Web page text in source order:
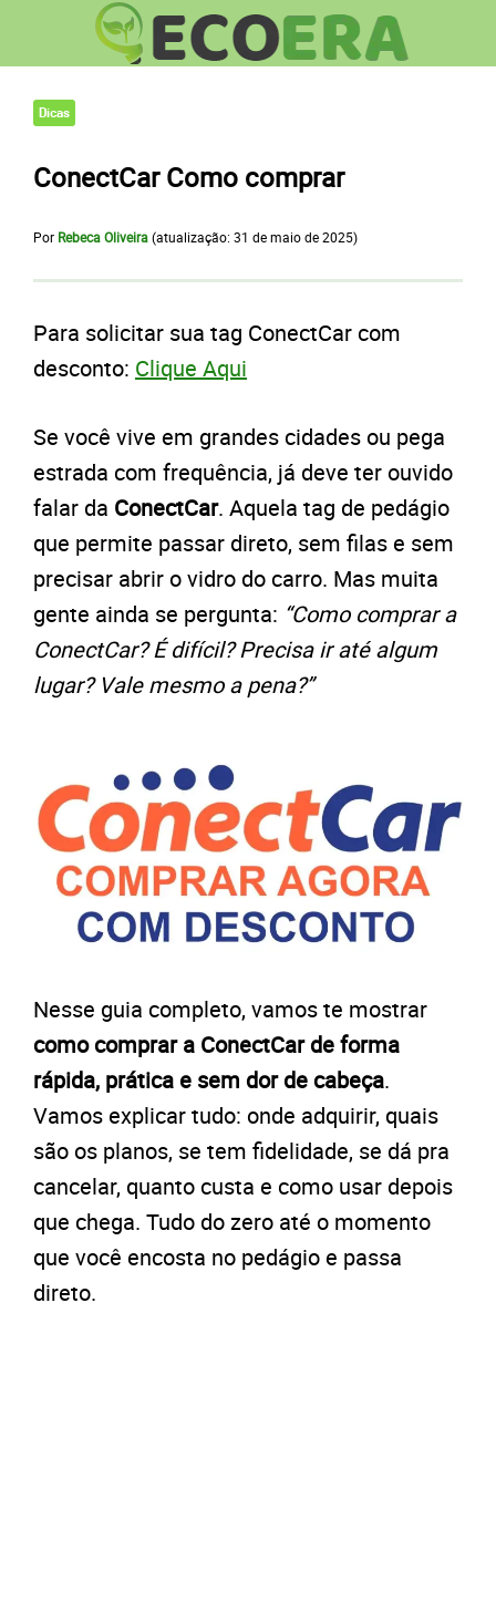
Dicas
ConectCar Como comprar
Por Rebeca Oliveira(atualização: 31 de maio de 2025)
Para solicitar sua tag ConectCar com
desconto: Clique Aqui
Se você vive em grandes cidades ou pega
estrada com frequência, já deve ter ouvido
falar da ConectCar. Aquela tag de pedágio
que permite passar direto, sem filas e sem
precisar abrir o vidro do carro. Mas muita
gente ainda se pergunta: “Como comprar a
ConectCar? É difícil? Precisa ir até algum
lugar? Vale mesmo a pena?”
Nesse guia completo, vamos te mostrar
como comprar a ConectCar de forma
rápida, prática e sem dor de cabeça.
Vamos explicar tudo: onde adquirir, quais
são os planos, se tem fidelidade, se dá pra
cancelar, quanto custa e como usar depois
que chega. Tudo do zero até o momento
que você encosta no pedágio e passa
direto.